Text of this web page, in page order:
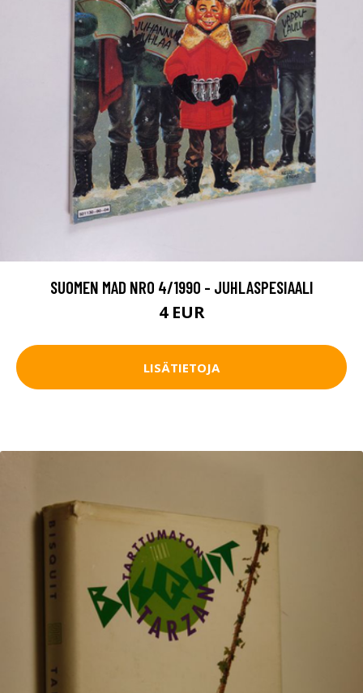
SUOMEN MAD NRO 4/1990 - JUHLASPESIAALI
4 EUR
LISÄTIETOJA